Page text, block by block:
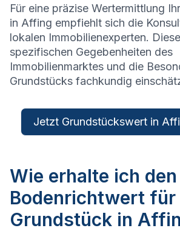
Für eine präzise Wertermittlung
in Affing empfiehlt sich die
lokalen Immobilienexperten.
spezifischen Gegebenheiten des
Immobilienmarktes und die
Grundstücks fachkundig
Jetzt Grundstückswert in
Wie erhalte ich den
Bodenrichtwert für
Grundstück in